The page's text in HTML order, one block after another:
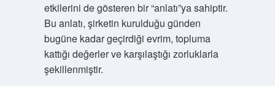
etkilerini de gösteren bir “anlatı”ya sahiptir.
Bu anlatı, şirketin kurulduğu günden
bugüne kadar geçirdiği evrim, topluma
kattığı değerler ve karşılaştığı zorluklarla
şekillenmiştir.